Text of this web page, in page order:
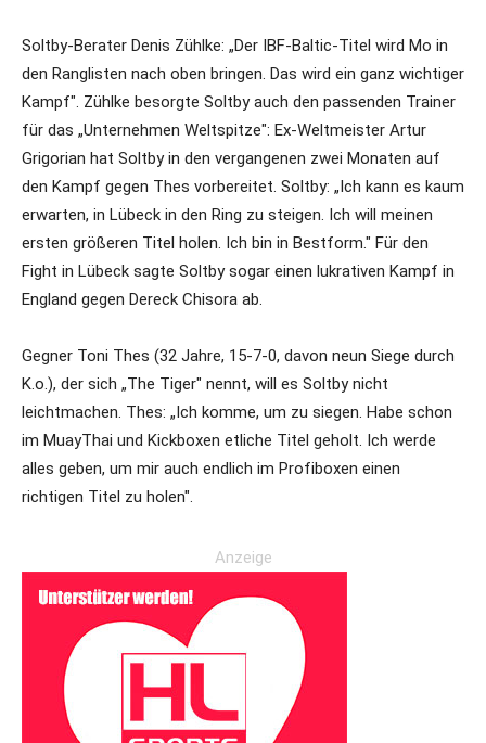
Soltby-Berater Denis Zühlke: „Der IBF-Baltic-Titel wird Mo in
den Ranglisten nach oben bringen. Das wird ein ganz wichtiger
Kampf". Zühlke besorgte Soltby auch den passenden Trainer
für das „Unternehmen Weltspitze": Ex-Weltmeister Artur
Grigorian hat Soltby in den vergangenen zwei Monaten auf
den Kampf gegen Thes vorbereitet. Soltby: „Ich kann es kaum
erwarten, in Lübeck in den Ring zu steigen. Ich will meinen
ersten größeren Titel holen. Ich bin in Bestform." Für den
Fight in Lübeck sagte Soltby sogar einen lukrativen Kampf in
England gegen Dereck Chisora ab.
Gegner Toni Thes (32 Jahre, 15-7-0, davon neun Siege durch
K.o.), der sich „The Tiger" nennt, will es Soltby nicht
leichtmachen. Thes: „Ich komme, um zu siegen. Habe schon
im MuayThai und Kickboxen etliche Titel geholt. Ich werde
alles geben, um mir auch endlich im Profiboxen einen
richtigen Titel zu holen".
Anzeige